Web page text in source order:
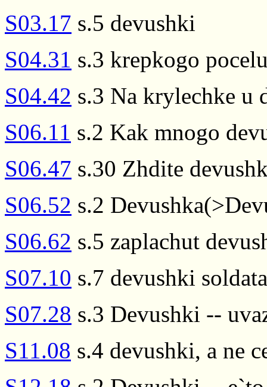
S03.17 s.5 devushki
S04.31 s.3 krepkogo
S04.42 s.3 Na krylechke u
S06.11 s.2 Kak mnogo
S06.47 s.30 Zhdite
S06.52 s.2
S06.62 s.5 zaplachut
S07.10 s.7 devushki
S07.28 s.3 Devushki --
S11.08 s.4 devushki, a ne